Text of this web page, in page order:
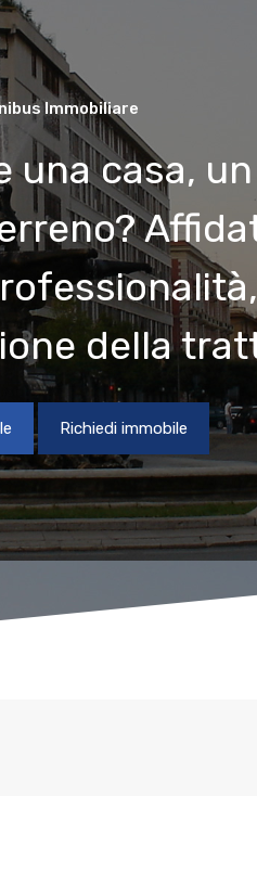
Immobiliare
una casa,
della
Richiedi immobile